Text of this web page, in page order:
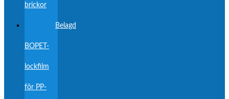
brickor
Belagd
BOPET-
lockfilm
för PP-